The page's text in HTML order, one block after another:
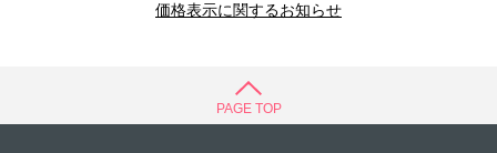
価格表示に関するお知らせ
PAGE TOP